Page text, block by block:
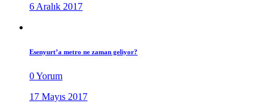
6 Aralık 2017
Esenyurt’a metro ne zaman geliyor?
0 Yorum
17 Mayıs 2017